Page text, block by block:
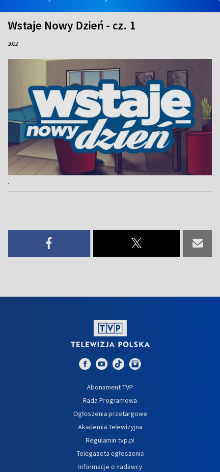
Wstaje Nowy Dzień - cz. 1
2022
.
Abonament TVP
Rada Programowa
Ogłoszenia przetargowe
Akademia Telewizyjna
Regulamin tvp.pl
Telegazeta ogłoszenia
Informacje o nadawcy